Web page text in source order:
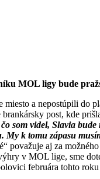
MOL ligy bude
miesto a nepostúpili
post, kde
som videl, Slavia
My k tomu zápasu
považuje aj za
v MOL lige, sme
februára tohto